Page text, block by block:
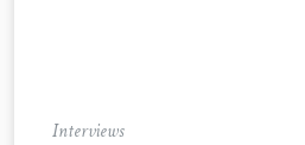
Interviews